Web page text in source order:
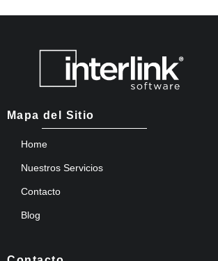
Mapa del Sitio
Home
Nuestros Servicios
Contacto
Blog